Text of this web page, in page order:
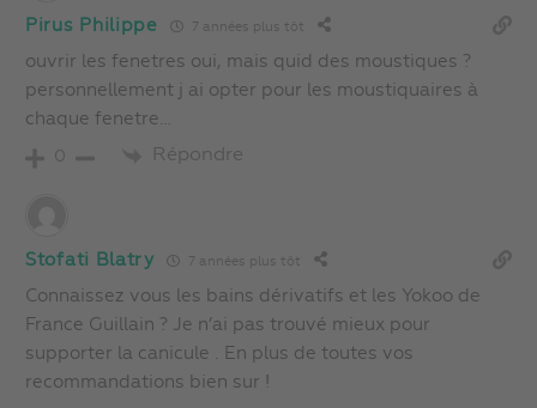
Pirus Philippe 7 années plus tôt
ouvrir les fenetres oui, mais quid des moustiques ?
personnellement j ai opter pour les moustiquaires à
chaque fenetre…
0 Répondre
Stofati Blatry 7 années plus tôt
Connaissez vous les bains dérivatifs et les Yokoo de
France Guillain ? Je n’ai pas trouvé mieux pour
supporter la canicule . En plus de toutes vos
recommandations bien sur !